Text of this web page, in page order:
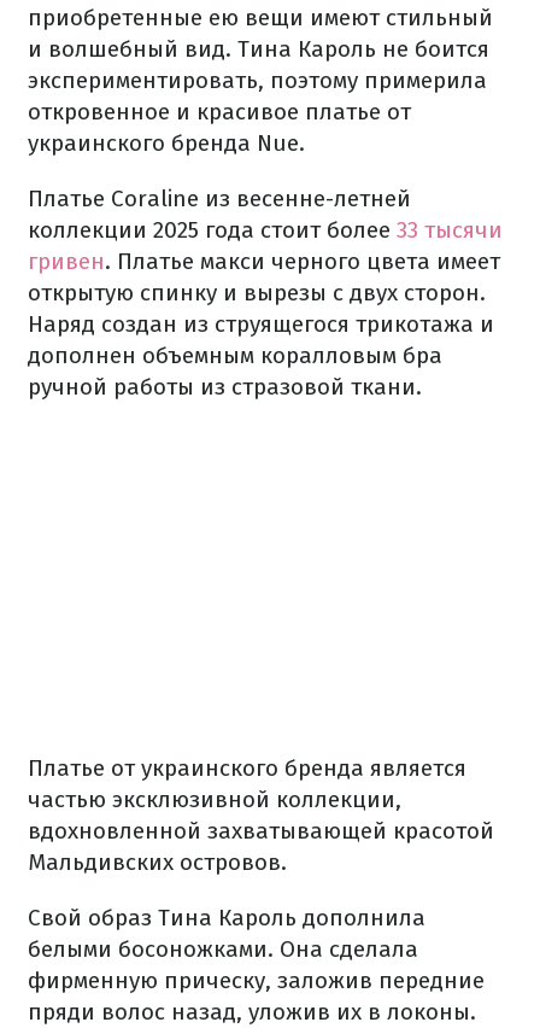
приобретенные ею вещи имеют стильный
и волшебный вид. Тина Кароль не боится
экспериментировать, поэтому примерила
откровенное и красивое платье от
украинского бренда Nue.
Платье Coraline из весенне-летней
коллекции 2025 года стоит более 33 тысячи
гривен. Платье макси черного цвета имеет
открытую спинку и вырезы с двух сторон.
Наряд создан из струящегося трикотажа и
дополнен объемным коралловым бра
ручной работы из стразовой ткани.
Платье от украинского бренда является
частью эксклюзивной коллекции,
вдохновленной захватывающей красотой
Мальдивских островов.
Свой образ Тина Кароль дополнила
белыми босоножками. Она сделала
фирменную прическу, заложив передние
пряди волос назад, уложив их в локоны.